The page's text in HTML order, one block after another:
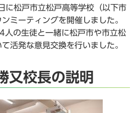
松戸市立松戸高等学校（以下市
ミーティングを開催しました。
人の生徒と一緒に松戸市や市立松
活発な意見交換を行いました。
又校長の説明